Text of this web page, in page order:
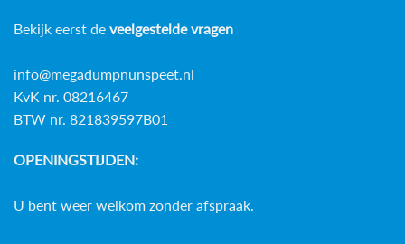
Bekijk eerst de veelgestelde vragen
info@megadumpnunspeet.nl
KvK nr. 08216467
BTW nr. 821839597B01
OPENINGSTIJDEN:
U bent weer welkom zonder afspraak.